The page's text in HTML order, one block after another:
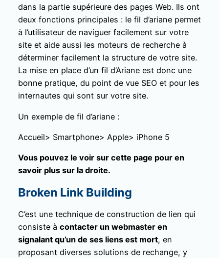
dans la partie supérieure des pages Web. Ils ont
deux fonctions principales : le fil d’ariane permet
à l’utilisateur de naviguer facilement sur votre
site et aide aussi les moteurs de recherche à
déterminer facilement la structure de votre site.
La mise en place d’un fil d’Ariane est donc une
bonne pratique, du point de vue SEO et pour les
internautes qui sont sur votre site.
Un exemple de fil d’ariane :
Accueil> Smartphone> Apple> iPhone 5
Vous pouvez le voir sur cette page pour en
savoir plus sur la droite.
Broken Link Building
C’est une technique de construction de lien qui
consiste à contacter un webmaster en
signalant qu’un de ses liens est mort, en
proposant diverses solutions de rechange, y